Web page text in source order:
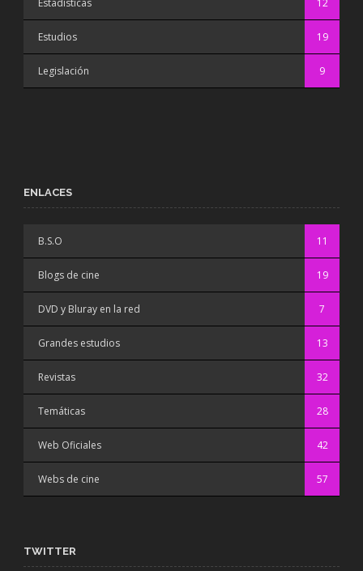
Estudios 19
Legislación 9
ENLACES
B.S.O 11
Blogs de cine 19
DVD y Bluray en la red 7
Grandes estudios 13
Revistas 32
Temáticas 28
Web Oficiales 42
Webs de cine 57
TWITTER